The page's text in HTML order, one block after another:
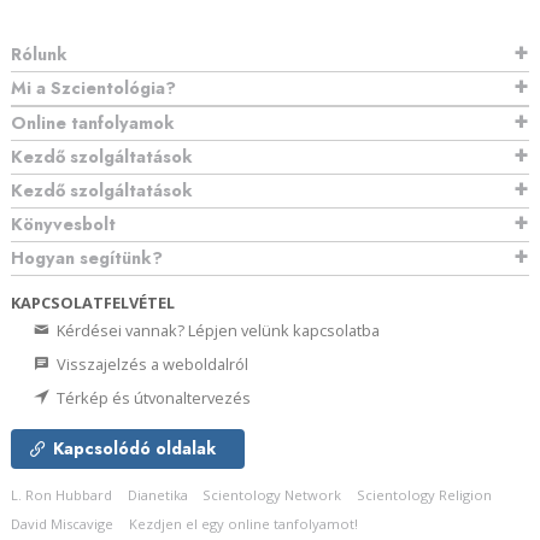
Rólunk
Mi a Szcientológia?
Online tanfolyamok
Kezdő szolgáltatások
Kezdő szolgáltatások
Könyvesbolt
Hogyan segítünk?
KAPCSOLATFELVÉTEL
Kérdései vannak? Lépjen velünk kapcsolatba
Visszajelzés a weboldalról
Térkép és útvonaltervezés
Kapcsolódó oldalak
L. Ron Hubbard Dianetika Scientology Network
Scientology Religion
David Miscavige
Kezdjen el egy online tanfolyamot!